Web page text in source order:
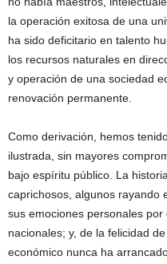
la operación exitosa de una
ha sido deficitario en talento
los recursos naturales en
y operación de una sociedad
renovación permanente.
Como derivación, hemos
ilustrada, sin mayores
bajo espíritu público. La
caprichosos, algunos rayando
sus emociones personales
nacionales; y, de la felicidad
económico nunca ha